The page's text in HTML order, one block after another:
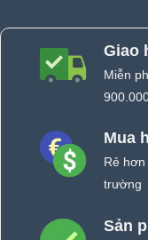
Giao
Miễn
Mua
Rẻ
trường
Sản